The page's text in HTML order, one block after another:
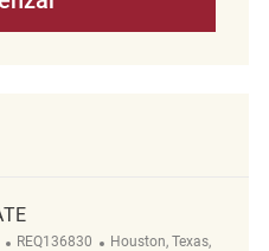
ReqId
REQ136830 Ubicación
Houston, Texas,